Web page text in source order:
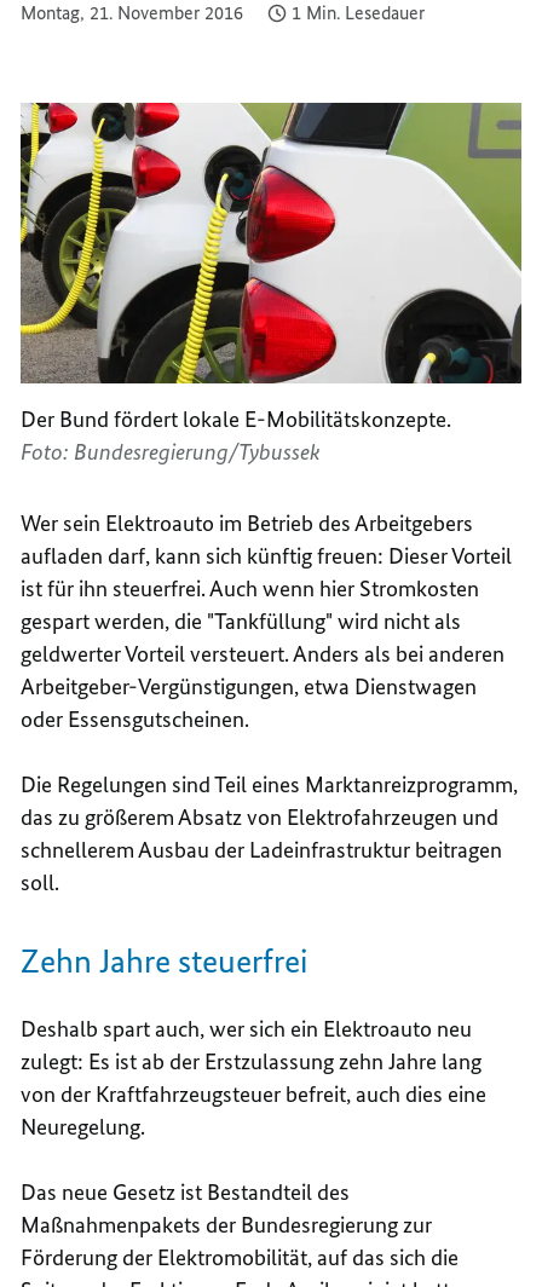
Montag, 21. November 2016 1 Min. Lesedauer
Der Bund fördert lokale E-Mobilitätskonzepte.
Foto: Bundesregierung/Tybussek
Wer sein Elektroauto im Betrieb des Arbeitgebers
aufladen darf, kann sich künftig freuen: Dieser Vorteil
ist für ihn steuerfrei. Auch wenn hier Stromkosten
gespart werden, die "Tankfüllung" wird nicht als
geldwerter Vorteil versteuert. Anders als bei anderen
Arbeitgeber-Vergünstigungen, etwa Dienstwagen
oder Essensgutscheinen.
Die Regelungen sind Teil eines Marktanreizprogramm,
das zu größerem Absatz von Elektrofahrzeugen und
schnellerem Ausbau der Ladeinfrastruktur beitragen
soll.
Zehn Jahre steuerfrei
Deshalb spart auch, wer sich ein Elektroauto neu
zulegt: Es ist ab der Erstzulassung zehn Jahre lang
von der Kraftfahrzeugsteuer befreit, auch dies eine
Neuregelung.
Das neue Gesetz ist Bestandteil des
Maßnahmenpakets der Bundesregierung zur
Förderung der Elektromobilität, auf das sich die